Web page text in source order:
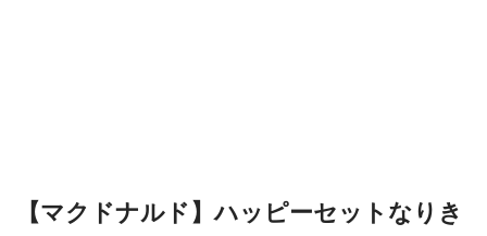
【マクドナルド】ハッピーセットなりき